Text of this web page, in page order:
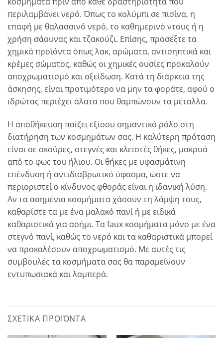
περιλαμβάνει νερό. Όπως το κολύμπι σε πισίνα, η
επαφή με θαλασσινό νερό, το καθημερινό ντους ή η
χρήση σάουνας και τζακούζι. Επίσης, προσέξτε τα
χημικά προϊόντα όπως λακ, αρώματα, αντισηπτικά και
κρέμες σώματος, καθώς οι χημικές ουσίες προκαλούν
αποχρωματισμό και οξείδωση. Κατά τη διάρκεια της
άσκησης, είναι προτιμότερο να μην τα φοράτε, αφού ο
ιδρώτας περιέχει άλατα που θαμπώνουν τα μέταλλα.
Η αποθήκευση παίζει εξίσου σημαντικό ρόλο στη
διατήρηση των κοσμημάτων σας. Η καλύτερη πρόταση
είναι σε σκούρες, στεγνές και κλειστές θήκες, μακρυά
από το φως του ήλιου. Οι θήκες με υφασμάτινη
επένδυση ή αντιδιαβρωτικό ύφασμα, ώστε να
περιοριστεί ο κίνδυνος φθοράς είναι η ιδανική λύση.
Αν τα ασημένια κοσμήματα χάσουν τη λάμψη τους,
καθαρίστε τα με ένα μαλακό πανί ή με ειδικά
καθαριστικά για ασήμι. Τα faux κοσμήματα μόνο με ένα
στεγνό πανί, καθώς το νερό και τα καθαριστικά μπορεί
να προκαλέσουν αποχρωματισμό. Με αυτές τις
συμβουλές τα κοσμήματα σας θα παραμείνουν
εντυπωσιακά και λαμπερά.
ΣΧΕΤΙΚΆ ΠΡΟΪΌΝΤΑ